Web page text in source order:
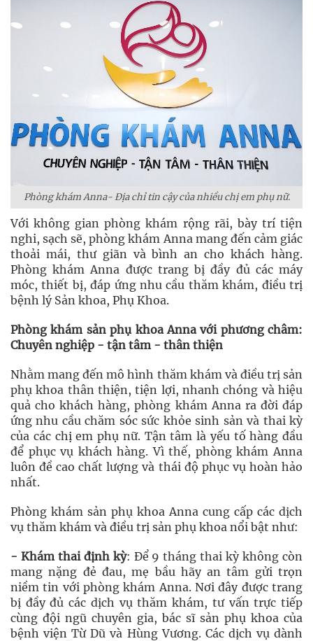
Phòng khám Anna- Địa chỉ tin cậy của nhiều chị em phụ nữ.
Với không gian phòng khám rộng rãi, bày trí tiện
nghi, sạch sẽ, phòng khám Anna mang đến cảm giác
thoải mái, thư giãn và bình an cho khách hàng.
Phòng khám Anna được trang bị đầy đủ các máy
móc, thiết bị, đáp ứng nhu cầu thăm khám, điều trị
bệnh lý Sản khoa, Phụ Khoa.
Phòng khám sản phụ khoa Anna với phương châm:
Chuyên nghiệp - tận tâm - thân thiện
Nhằm mang đến mô hình thăm khám và điều trị sản
phụ khoa thân thiện, tiện lợi, nhanh chóng và hiệu
quả cho khách hàng, phòng khám Anna ra đời đáp
ứng nhu cầu chăm sóc sức khỏe sinh sản và thai kỳ
của các chị em phụ nữ. Tận tâm là yếu tố hàng đầu
để phục vụ khách hàng. Vì thế, phòng khám Anna
luôn đề cao chất lượng và thái độ phục vụ hoàn hảo
nhất.
Phòng khám sản phụ khoa Anna cung cấp các dịch
vụ thăm khám và điều trị sản phụ khoa nổi bật như:
- Khám thai định kỳ: Để 9 tháng thai kỳ không còn
mang nặng đẻ đau, mẹ bầu hãy an tâm gửi trọn
niềm tin với phòng khám Anna. Nơi đây được trang
bị đầy đủ các dịch vụ thăm khám, tư vấn trực tiếp
cùng đội ngũ chuyên gia, bác sĩ sản phụ khoa của
bệnh viện Từ Dũ và Hùng Vương. Các dịch vụ dành